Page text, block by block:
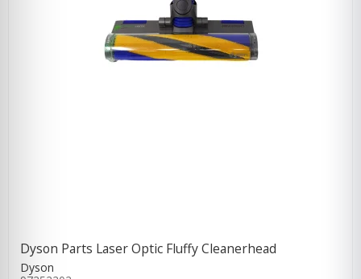
Dyson Parts Laser Optic Fluffy Cleanerhead
Dyson